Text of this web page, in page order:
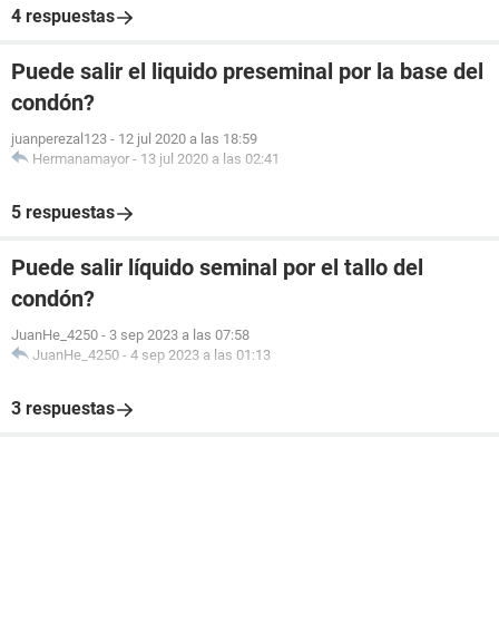
4 respuestas
Puede salir el liquido preseminal por la base del
condón?
juanperezal123 - 12 jul 2020 a las 18:59
Hermanamayor - 13 jul 2020 a las 02:41
5 respuestas
Puede salir líquido seminal por el tallo del
condón?
JuanHe_4250 - 3 sep 2023 a las 07:58
JuanHe_4250 - 4 sep 2023 a las 01:13
3 respuestas